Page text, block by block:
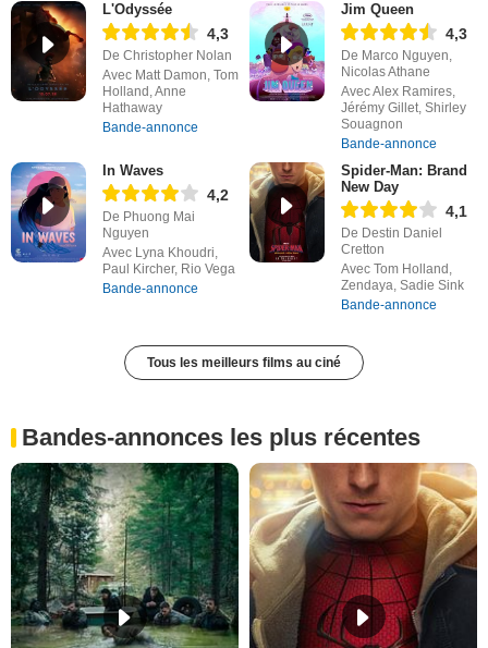
L'Odyssée
4,3
De Christopher Nolan
Avec Matt Damon, Tom
Holland, Anne
Hathaway
Bande-annonce
Jim Queen
4,3
De Marco Nguyen,
Nicolas Athane
Avec Alex Ramires,
Jérémy Gillet, Shirley
Souagnon
Bande-annonce
In Waves
4,2
De Phuong Mai
Nguyen
Avec Lyna Khoudri,
Paul Kircher, Rio Vega
Bande-annonce
Spider-Man: Brand
New Day
4,1
De Destin Daniel
Cretton
Avec Tom Holland,
Zendaya, Sadie Sink
Bande-annonce
Tous les meilleurs films au ciné
Bandes-annonces les plus récentes